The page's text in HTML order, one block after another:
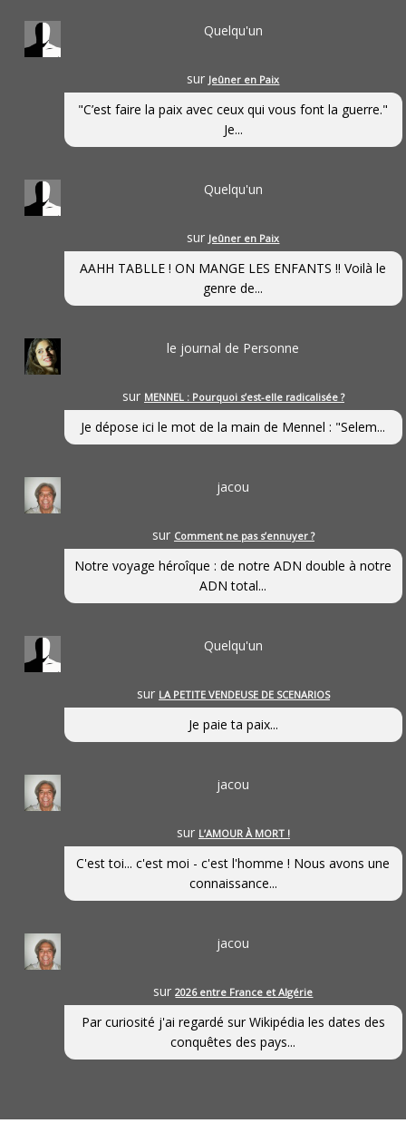
Quelqu'un
sur Jeûner en Paix
"C’est faire la paix avec ceux qui vous font la guerre."
Je...
Quelqu'un
sur Jeûner en Paix
AAHH TABLLE ! ON MANGE LES ENFANTS !! Voilà le
genre de...
le journal de Personne
sur MENNEL : Pourquoi s’est-elle radicalisée ?
Je dépose ici le mot de la main de Mennel : "Selem...
jacou
sur Comment ne pas s’ennuyer ?
Notre voyage héroîque : de notre ADN double à notre
ADN total...
Quelqu'un
sur LA PETITE VENDEUSE DE SCENARIOS
Je paie ta paix...
jacou
sur L’AMOUR À MORT !
C'est toi... c'est moi - c'est l'homme ! Nous avons une
connaissance...
jacou
sur2026 entre France et Algérie
Par curiosité j'ai regardé sur Wikipédia les dates des
conquêtes des pays...